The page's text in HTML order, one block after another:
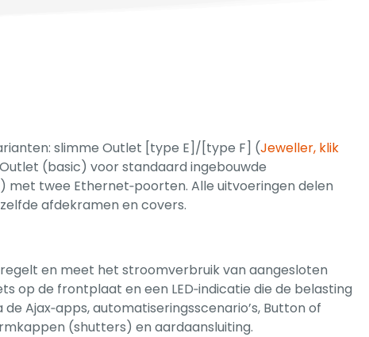
slimme Outlet [type E]/[type F] (Jeweller, klik
(basic) voor standaard ingebouwde
met twee Ethernet‑poorten. Alle uitvoeringen delen
afdekramen en covers.
en meet het stroomverbruik van aangesloten
op de frontplaat en een LED‑indicatie die de belasting
Ajax‑apps, automatiseringsscenario’s, Button of
(shutters) en aardaansluiting.